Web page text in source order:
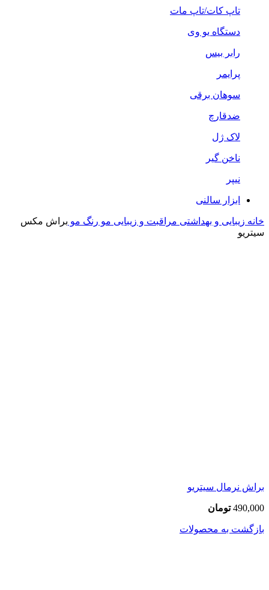
تاپ کات/تاپ مات
دستگاه یو وی
رابر بیس
پرایمر
سوهان برقی
ضدقارچ
لاک ژل
ناخن گیر
نیپر
ابزار سالنی
خانه زیبایی و بهداشتی مراقبت و زیبایی مو رنگ مو براش مکس
سیتریو
براش نرمال سیتریو
490,000 تومان
بازگشت به محصولات